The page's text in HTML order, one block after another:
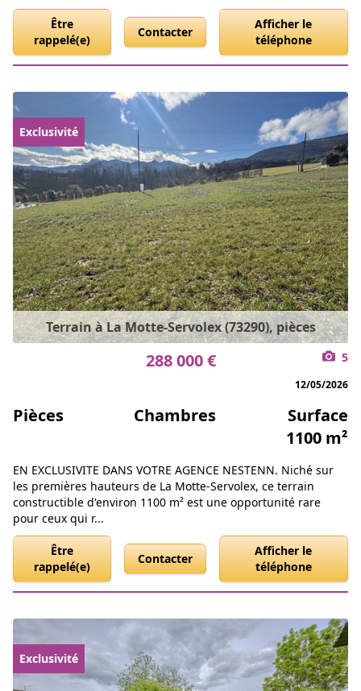
Être
rappelé(e)
Contacter
Afficher le
téléphone
Terrain à La Motte-Servolex (73290), pièces
Exclusivité
288 000 € 5
12/05/2026
Pièces Chambres
Surface
1100 m²
EN EXCLUSIVITE DANS VOTRE AGENCE NESTENN. Niché sur
les premières hauteurs de La Motte-Servolex, ce terrain
constructible d'environ 1100 m² est une opportunité rare
pour ceux qui r...
Être
rappelé(e)
Contacter
Afficher le
téléphone
Exclusivité